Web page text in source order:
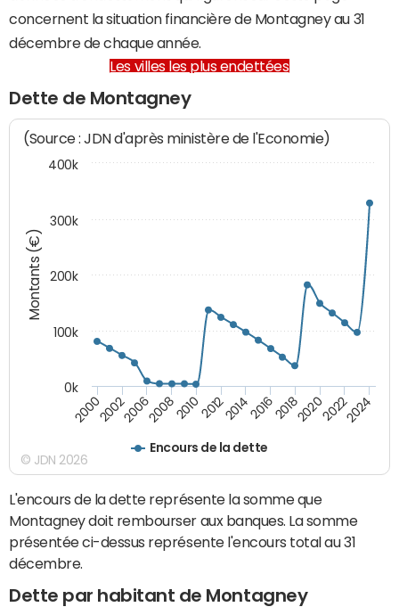
concernent la situation financière de Montagney au 31
décembre de chaque année.
Les villes les plus endettées
Dette de Montagney
Montants (€)
(Source : JDN d'après ministère de l'Economie)
Encours de la dette
200020022006200820102012201420162018202020222024
0k
100k
200k
300k
400k
© JDN 2026
L'encours de la dette représente la somme que
Montagney doit rembourser aux banques. La somme
présentée ci-dessus représente l'encours total au 31
décembre.
Dette par habitant de Montagney